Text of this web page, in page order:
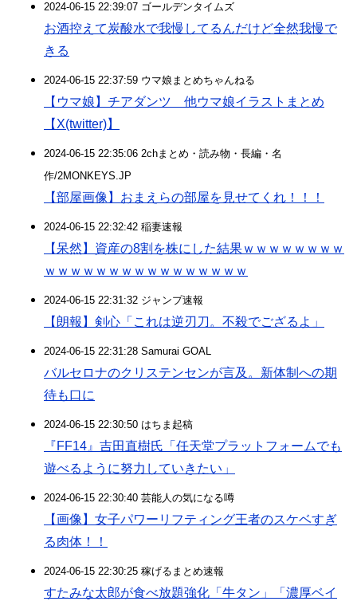
2024-06-15 22:39:07 ゴールデンタイムズ
お酒控えて炭酸水で我慢してるんだけど全然我慢で
きる
2024-06-15 22:37:59 ウマ娘まとめちゃんねる
【ウマ娘】チアダンツ 他ウマ娘イラストまとめ
【X(twitter)】
2024-06-15 22:35:06 2chまとめ・読み物・長編・名
作/2MONKEYS.JP
【部屋画像】おまえらの部屋を見せてくれ！！！
2024-06-15 22:32:42 稲妻速報
【呆然】資産の8割を株にした結果ｗｗｗｗｗｗｗｗ
ｗｗｗｗｗｗｗｗｗｗｗｗｗｗｗｗ
2024-06-15 22:31:32 ジャンプ速報
【朗報】剣心「これは逆刃刀。不殺でござるよ」
2024-06-15 22:31:28 Samurai GOAL
バルセロナのクリステンセンが言及。新体制への期
待も口に
2024-06-15 22:30:50 はちま起稿
『FF14』吉田直樹氏「任天堂プラットフォームでも
遊べるように努力していきたい」
2024-06-15 22:30:40 芸能人の気になる噂
【画像】女子パワーリフティング王者のスケベすぎ
る肉体！！
2024-06-15 22:30:25 稼げるまとめ速報
すたみな太郎が食べ放題強化「牛タン」「濃厚ベイ